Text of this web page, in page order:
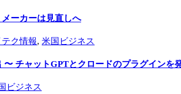
ーカーは見直しへ
ク情報, 米国ビジネス
チャットGPTとクロードのプラグインを
ビジネス